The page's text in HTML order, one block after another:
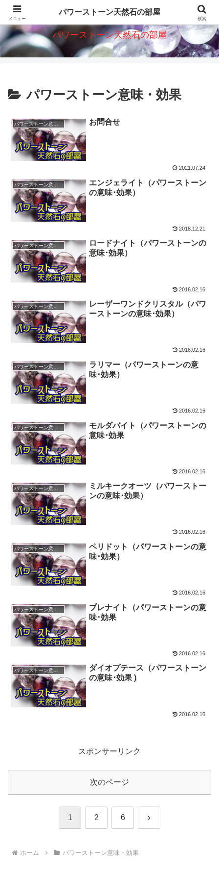
パワーストーン天然石意味・効果・ショップを紹介
パワーストーン天然石の部屋
パワーストーン意味・効果
パワーストーン意味・効果 お問合せ
2021.07.24
パワーストーン意味・効果
エンジェライト（パワーストーン
の意味･効果）
2018.12.21
パワーストーン意味・効果
ロードナイト（パワーストーンの
意味･効果）
2016.02.16
パワーストーン意味・効果
レーザーワンドクリスタル（パワ
ーストーンの意味･効果）
2016.02.16
パワーストーン意味・効果
ラリマー（パワーストーンの意
味･効果）
2016.02.16
パワーストーン意味・効果
モルダバイト（パワーストーンの
意味･効果
2016.02.16
パワーストーン意味・効果
ミルキークオーツ（パワーストー
ンの意味･効果）
2016.02.16
パワーストーン意味・効果
ペリドット（パワーストーンの意
味･効果）
2016.02.16
パワーストーン意味・効果
プレナイト（パワーストーンの意
味･効果
2016.02.16
パワーストーン意味・効果
ダイオプテース（パワーストーン
の意味･効果 )
2016.02.16
スポンサーリンク
次のページ
1 2 6 次
ホーム パワーストーン意味・効果
メニュー
パワーストーン天然石の部屋
検索